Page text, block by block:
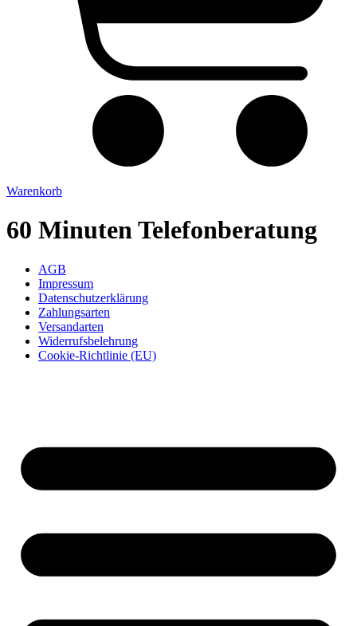
Warenkorb
60 Minuten Telefonberatung
AGB
Impressum
Datenschutzerklärung
Zahlungsarten
Versandarten
Widerrufsbelehrung
Cookie-Richtlinie (EU)